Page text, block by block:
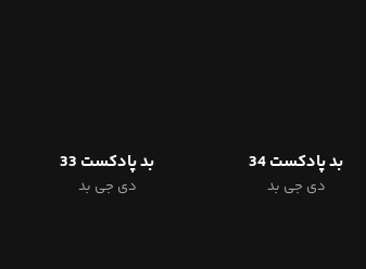
بد پادکست 34
دی جی بد
بد پادکست 33
دی جی بد